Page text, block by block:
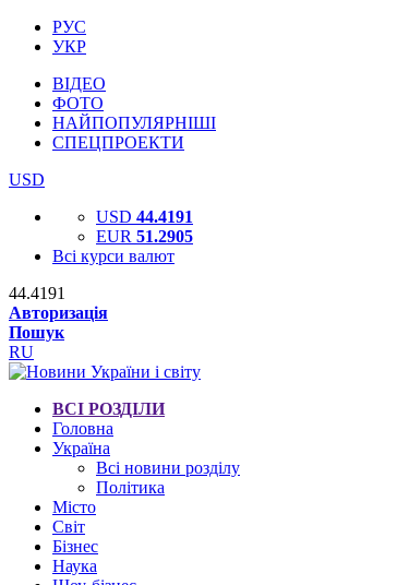
РУС
УКР
ВІДЕО
ФОТО
НАЙПОПУЛЯРНІШІ
СПЕЦПРОЕКТИ
USD
USD 44.4191
EUR 51.2905
Всі курси валют
44.4191
Авторизація
Пошук
RU
ВСІ РОЗДІЛИ
Головна
Україна
Всі новини розділу
Політика
Місто
Світ
Бізнес
Наука